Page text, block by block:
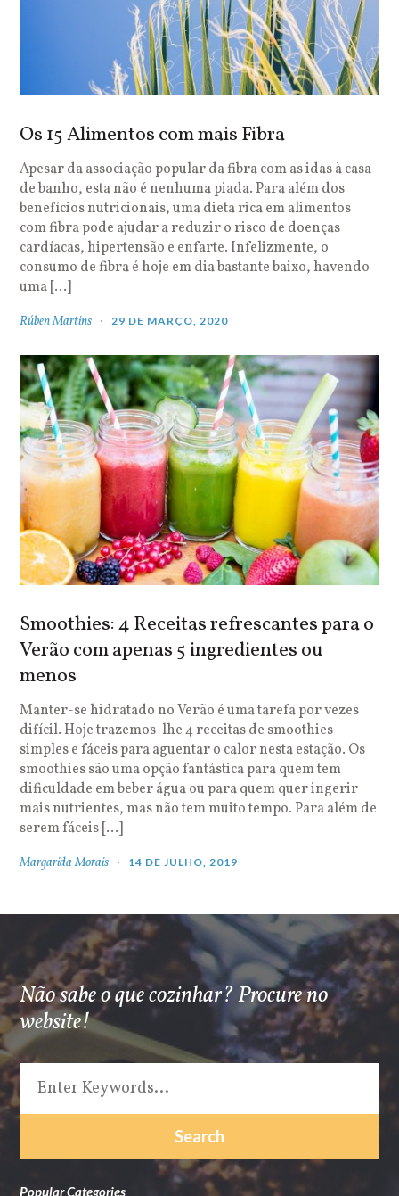
Os 15 Alimentos com mais Fibra
Apesar da associação popular da fibra com as idas à casa
de banho, esta não é nenhuma piada. Para além dos
benefícios nutricionais, uma dieta rica em alimentos
com fibra pode ajudar a reduzir o risco de doenças
cardíacas, hipertensão e enfarte. Infelizmente, o
consumo de fibra é hoje em dia bastante baixo, havendo
uma […]
Rúben Martins 29 DE MARÇO, 2020
Smoothies: 4 Receitas refrescantes para o
Verão com apenas 5 ingredientes ou
menos
Manter-se hidratado no Verão é uma tarefa por vezes
difícil. Hoje trazemos-lhe 4 receitas de smoothies
simples e fáceis para aguentar o calor nesta estação. Os
smoothies são uma opção fantástica para quem tem
dificuldade em beber água ou para quem quer ingerir
mais nutrientes, mas não tem muito tempo. Para além de
serem fáceis […]
Margarida Morais 14 DE JULHO, 2019
Não sabe o que cozinhar? Procure no
website!
Popular Categories